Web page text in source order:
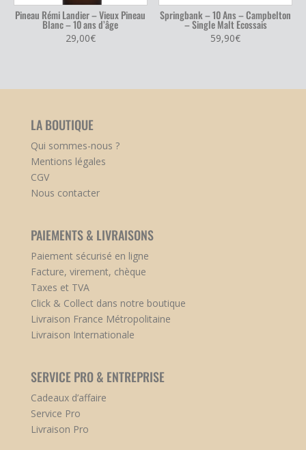
Pineau Rémi Landier – Vieux Pineau
Blanc – 10 ans d’âge
29,00€
Springbank – 10 Ans – Campbelton
– Single Malt Ecossais
59,90€
LA BOUTIQUE
Qui sommes-nous ?
Mentions légales
CGV
Nous contacter
PAIEMENTS & LIVRAISONS
Paiement sécurisé en ligne
Facture, virement, chèque
Taxes et TVA
Click & Collect dans notre boutique
Livraison France Métropolitaine
Livraison Internationale
SERVICE PRO & ENTREPRISE
Cadeaux d’affaire
Service Pro
Livraison Pro